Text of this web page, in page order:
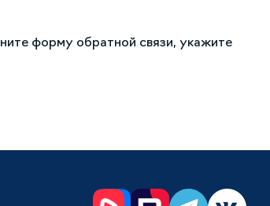
форму обратной связи, укажите